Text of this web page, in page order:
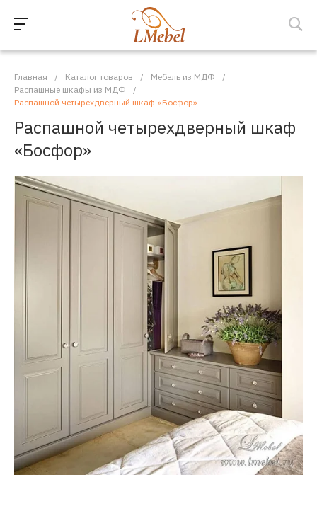
Главная / Каталог товаров / Мебель из МДФ
/
Распашные шкафы из МДФ
/
Распашной четырехдверный шкаф «Босфор»
Распашной четырехдверный шкаф
«Босфор»